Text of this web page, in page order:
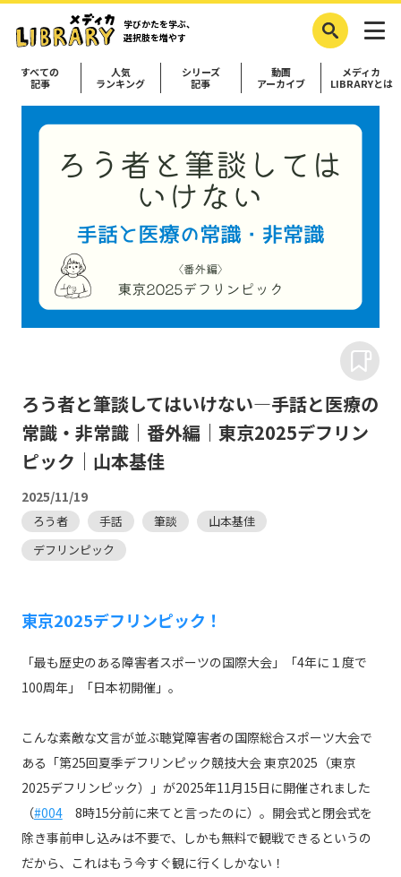
学びかたを学ぶ、
選択肢を増やす
すべての
記事
人気
ランキング
シリーズ
記事
動画
アーカイブ
メディカ
LIBRARYとは
ろう者と筆談してはいけない―手話と医療の
常識・非常識｜番外編｜東京2025デフリン
ピック｜山本基佳
2025/11/19
ろう者 手話 筆談
山本基佳
デフリンピック
東京2025デフリンピック！
「最も歴史のある障害者スポーツの国際大会」「4年に１度で
100周年」「日本初開催」。
こんな素敵な文言が並ぶ聴覚障害者の国際総合スポーツ大会で
ある「第25回夏季デフリンピック競技大会 東京2025（東京
2025デフリンピック）」が2025年11月15日に開催されました
（#0048時15分前に来てと言ったのに）。開会式と閉会式を
除き事前申し込みは不要で、しかも無料で観戦できるというの
だから、これはもう今すぐ観に行くしかない！